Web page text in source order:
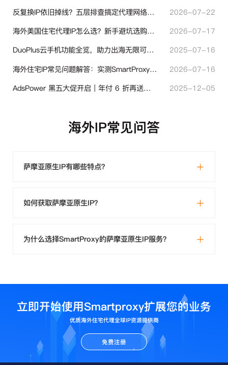
反复换IP依旧掉线？五层排查搞定代理网络异常
2026-07-22
海外美国住宅代理IP怎么选？新手避坑选购指南
2026-07-17
DuoPlus云手机功能全览，助力出海无限可能！
2025-07-16
海外住宅IP常见问题解答：实测SmartProxy使用经验分享
2026-07-16
AdsPower 黑五大促开启｜年付 6 折再送半年＋豪礼抽奖
2025-12-05
海外IP常见问答
萨摩亚原生IP有哪些特点？
如何获取萨摩亚原生IP？
为什么选择SmartProxy的萨摩亚原生IP服务？
立即开始使用Smartproxy扩展您的业务
优质海外住宅代理全球IP资源提供商
免费注册